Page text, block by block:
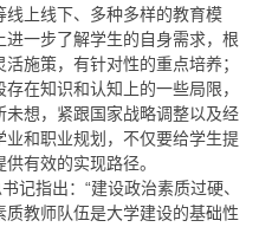
上线下、多种多样的教育模
一步了解学生的自身需求，根
施策，有针对性的重点培养；
在知识和认知上的一些局限，
想，紧跟国家战略调整以及经
和职业规划，不仅要给学生提
有效的实现路径。
记指出：“建设政治素质过硬、
教师队伍是大学建设的基础性